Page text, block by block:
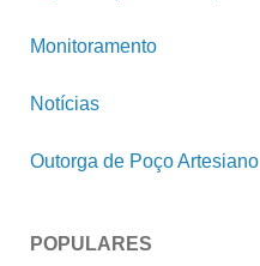
Monitoramento
Notícias
Outorga de Poço Artesiano
POPULARES